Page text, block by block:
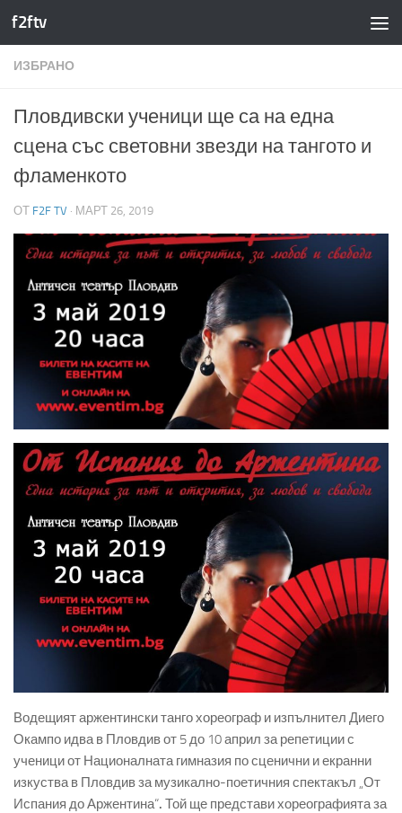
Към съдържанието
f2ftv
ИЗБРАНО
Пловдивски ученици ще са на една
сцена със световни звезди на тангото и
фламенкото
ОТ F2F TV · МАРТ 26, 2019
Водещият аржентински танго хореограф и изпълнител Диего
Окампо идва в Пловдив от 5 до 10 април за репетиции с
ученици от Националната гимназия по сценични и екранни
изкуства в Пловдив за музикално-поетичния спектакъл „От
Испания до Аржентина“. Той ще представи хореографията за